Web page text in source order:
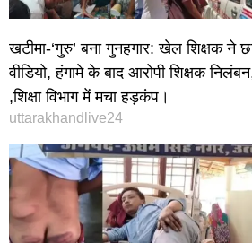
खटीमा-‘गुरु’ बना गुनहगार: खेल शिक्षक ने
वीडियो, हंगामे के बाद आरोपी शिक्षक
,शिक्षा विभाग में मचा हड़कंप।
uttarakhandlive24